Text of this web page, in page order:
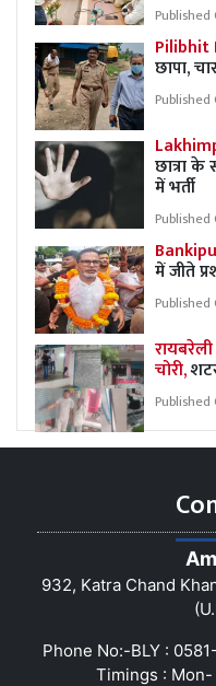
Pilibhit
छापा,
छात्रा
में भर्ती
में जीते
Published
चोरी,
932, Katra Chand
Phone No:-BLY :
Timings :